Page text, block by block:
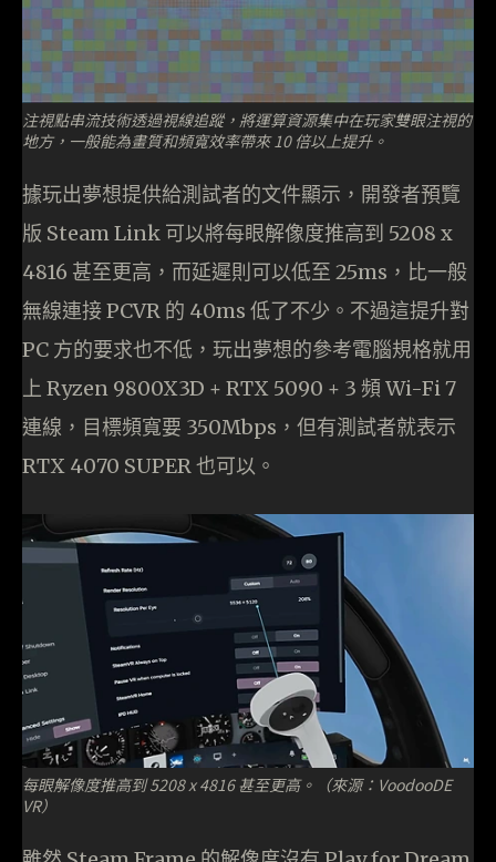
注視點串流技術透過視線追蹤，將運算資源集中在玩家雙眼注視的
地方，一般能為畫質和頻寬效率帶來 10 倍以上提升。
據玩出夢想提供給測試者的文件顯示，開發者預覽
版 Steam Link 可以將每眼解像度推高到 5208 x
4816 甚至更高，而延遲則可以低至 25ms，比一般
無線連接 PCVR 的 40ms 低了不少。不過這提升對
PC 方的要求也不低，玩出夢想的參考電腦規格就用
上 Ryzen 9800X3D + RTX 5090 + 3 頻 Wi-Fi 7
連線，目標頻寬要 350Mbps，但有測試者就表示
RTX 4070 SUPER 也可以。
每眼解像度推高到 5208 x 4816 甚至更高。（來源：VoodooDE
VR）